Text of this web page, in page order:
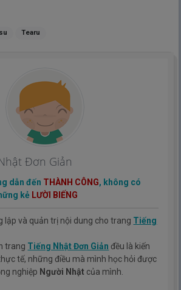
Tearu
Đơn Giản
dẫn đến THÀNH CÔNG, không có
kẻ LƯỜI BIẾNG
lập và quản trị nội dung cho trang Tiếng
trang Tiếng Nhật Đơn Giản đều là kiến
tế, những điều mà mình học hỏi được
nghiệp Người Nhật của mình.
mà mình có được sẽ giúp các bạn